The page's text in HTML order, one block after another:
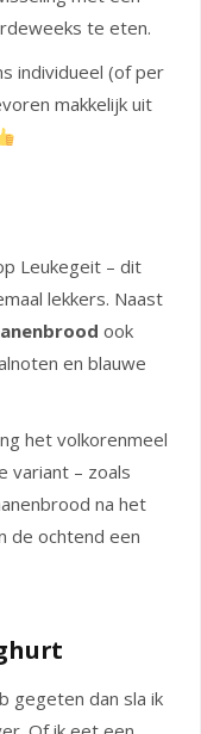
te eten.
individueel (of per
makkelijk uit
Leukegeit – dit
lekkers. Naast
ook
en blauwe
het volkorenmeel
variant – zoals
na het
de ochtend een
gegeten dan sla ik